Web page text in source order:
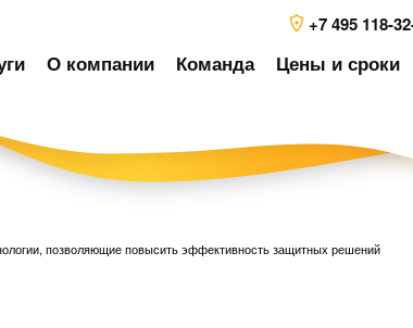
+7 495 118-
О компании Команда Цены и сроки
позволяющие повысить эффективность защитных решений